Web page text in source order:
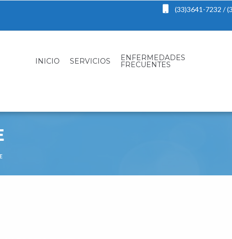
(33)3641-7232 /
INICIO SERVICIOS ENFERMEDADES
FRECUENTES